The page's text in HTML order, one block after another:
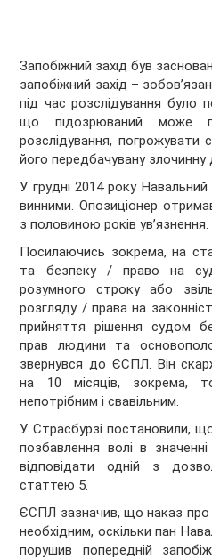
Запобіжний захід був
запобіжний захід –
під час розслідування було
що підозрюваний може
розслідування, погрожувати
його передбачувану злочинну
У грудні 2014 року
винними. Опозиціонер
з половиною років ув’язнення.
Посилаючись зокрема, на
та безпеку / право на
розумного строку або
розгляду / права на
прийняття рішення судом
прав людини та
звернувся до ЄСПЛ. Він
на 10 місяців, зокрема,
непотрібним і свавільним.
У Страсбурзі постановили,
позбавлення волі в
відповідати одній з
статтею 5.
ЄСПЛ зазначив, що наказ
необхідним, оскільки пан
порушив попередній